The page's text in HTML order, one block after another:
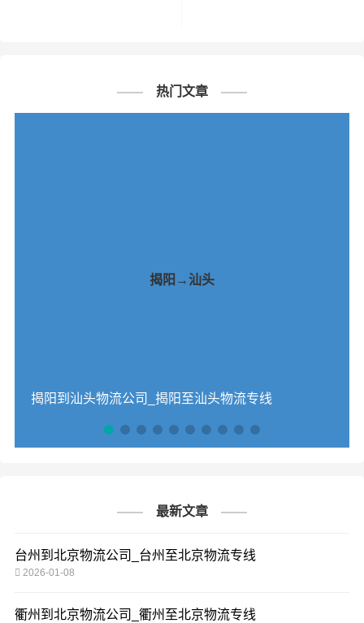
热门文章
揭阳→汕头
揭阳到汕头物流公司_揭阳至汕头物流专线
最新文章
台州到北京物流公司_台州至北京物流专线
2026-01-08
衢州到北京物流公司_衢州至北京物流专线